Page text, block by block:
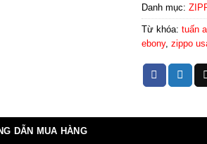
Danh mục:
Từ khóa: tuấn
ebony, zippo
DẪN MUA HÀNG